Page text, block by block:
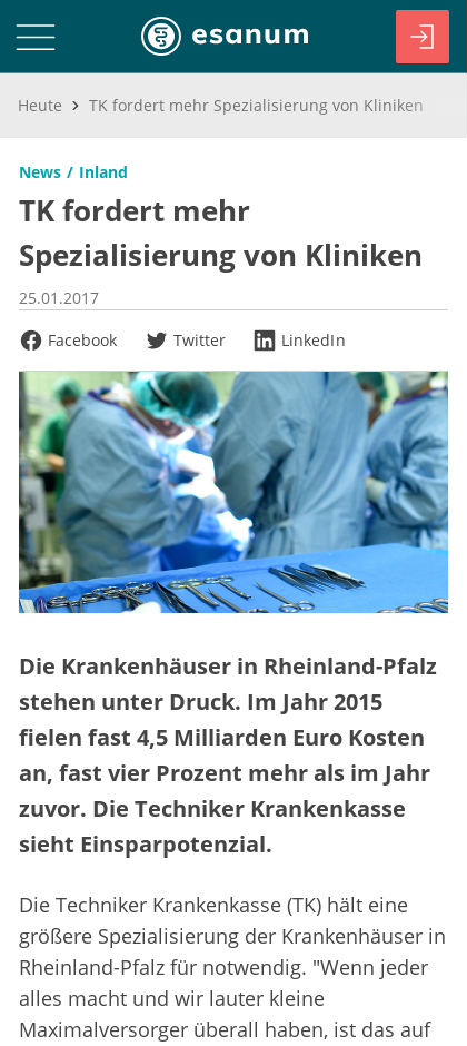
Heute TK fordert mehr Spezialisierung von Kliniken
News Inland
TK fordert mehr
Spezialisierung von Kliniken
25.01.2017
Facebook
Twitter LinkedIn
Die Krankenhäuser in Rheinland-Pfalz
stehen unter Druck. Im Jahr 2015
fielen fast 4,5 Milliarden Euro Kosten
an, fast vier Prozent mehr als im Jahr
zuvor. Die Techniker Krankenkasse
sieht Einsparpotenzial.
Die Techniker Krankenkasse (TK) hält eine
größere Spezialisierung der Krankenhäuser in
Rheinland-Pfalz für notwendig. "Wenn jeder
alles macht und wir lauter kleine
Maximalversorger überall haben, ist das auf